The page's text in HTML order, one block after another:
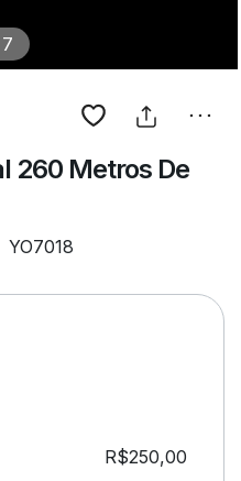
7
260 Metros De
YO7018
R$250,00